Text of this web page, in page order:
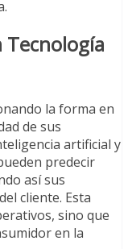
Tecnología
la forma en
de sus
artificial y
predecir
así sus
cliente. Esta
sino que
en la